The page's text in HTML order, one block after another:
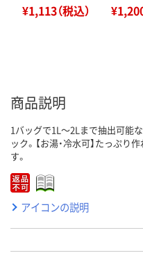
¥1,113（税込）
商品説明
1バッグで1L～2Lまで抽出可能
ック。【お湯・冷水可】たっぷり
す。
アイコンの説明